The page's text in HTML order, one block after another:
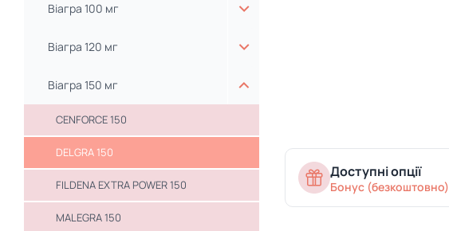
Віагра 100 мг
Віагра 120 мг
Віагра 150 мг
CENFORCE 150
DELGRA 150
FILDENA EXTRA POWER 150
MALEGRA 150
Доступні опції
Бонус (безкоштовно)